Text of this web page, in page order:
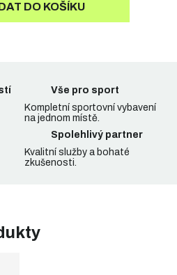
DO KOŠÍKU
Vše pro sport
Kompletní sportovní vybavení
na jednom místě.
Spolehlivý partner
Kvalitní služby a bohaté
zkušenosti.